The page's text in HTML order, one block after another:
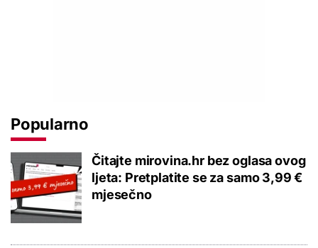
Popularno
Čitajte mirovina.hr bez oglasa ovog
ljeta: Pretplatite se za samo 3,99 €
mjesečno